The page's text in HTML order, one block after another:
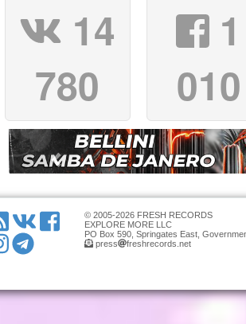
14
780
1
010
© 2005-2026 FRESH RECORDS
EXPLORE MORE LLC
PO Box 590, Springates East,
press
freshrecords.net